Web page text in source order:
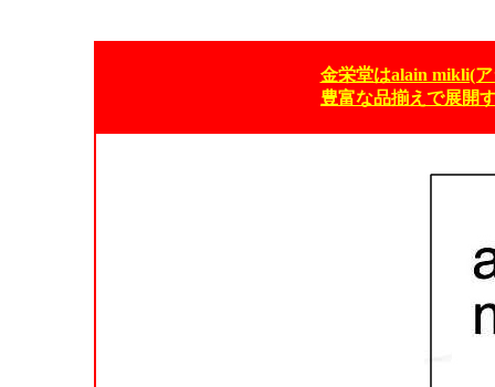
金栄堂はalain mikli(
豊富な品揃えで展開